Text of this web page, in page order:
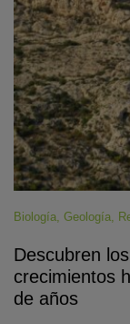
Biología, Geología,
Descubren
crecimientos
de años